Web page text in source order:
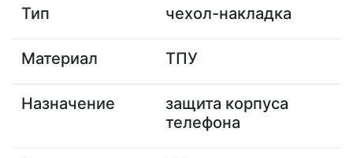
Тип чехол-накладка
Материал ТПУ
Назначение
защита корпуса
телефона